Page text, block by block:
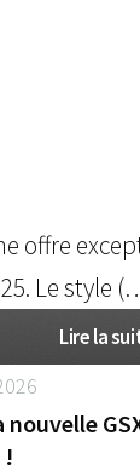
offre
Le style
Lire la
nouvelle
!